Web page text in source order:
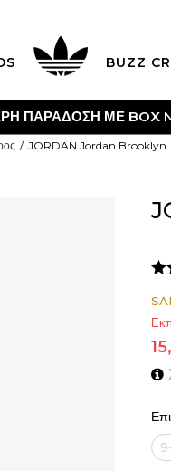
BUZZ
ΠΑΡΑΔΟΣΗ ΜΕ BOX
JORDAN Jordan Brooklyn